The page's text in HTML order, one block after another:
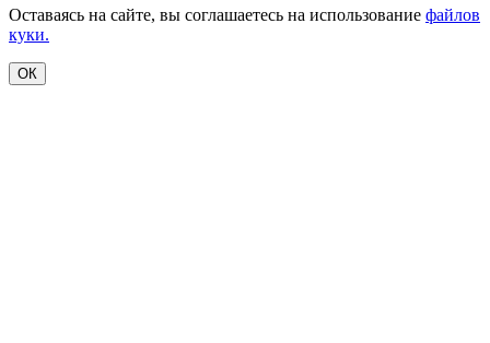
Оставаясь на сайте, вы соглашаетесь на использование файлов
куки.
ОК